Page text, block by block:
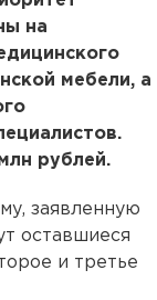
на
мебели, а
рублей.
заявленную
оставшиеся
и третье